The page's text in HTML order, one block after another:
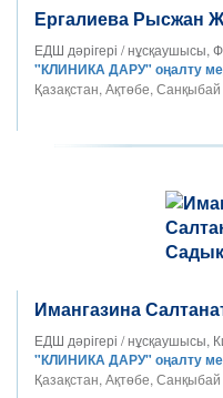
Ергалиева Рысжан
ЕДШ дәрігері / нұсқаушысы,
"КЛИНИКА ДАРУ" оңалту
Қазақстан, Ақтөбе,
Имангазина
ЕДШ дәрігері / нұсқаушысы,
"КЛИНИКА ДАРУ" оңалту
Қазақстан, Ақтөбе,